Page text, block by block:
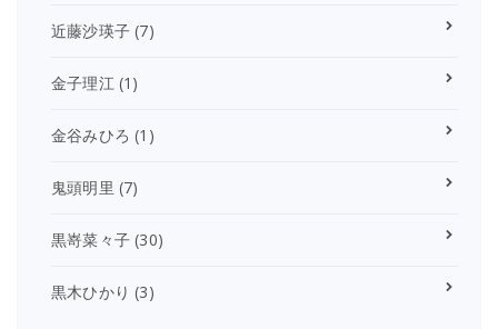
近藤沙瑛子 (7)
金子理江(1)
金谷みひろ (1)
鬼頭明里 (7)
黒嵜菜々子 (30)
黒木ひかり (3)